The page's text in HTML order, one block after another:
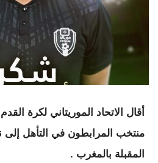
أقال الاتحاد الموريتاني لكرة
منتخب المرابطون في التأهل إلى
المقبلة بالمغرب .